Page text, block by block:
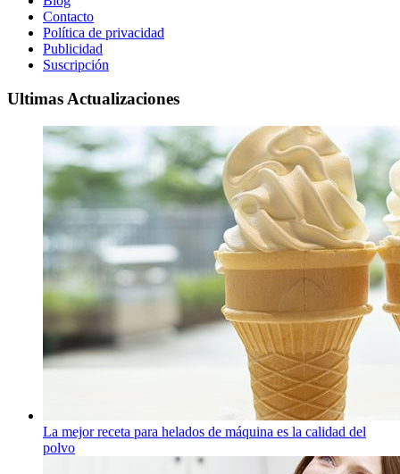
Contacto
Política de privacidad
Publicidad
Suscripción
Ultimas Actualizaciones
La mejor receta para helados de máquina es la calidad del
polvo